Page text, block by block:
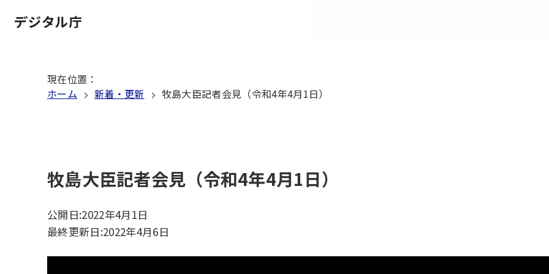
文
現在位置 ：
ホーム
新着・更新 牧島大臣記者会見（令和4年4月1日）
牧島大臣記者会見（令和4年4月1日）
公開日:2022年4月1日
最終更新日:2022年4月6日